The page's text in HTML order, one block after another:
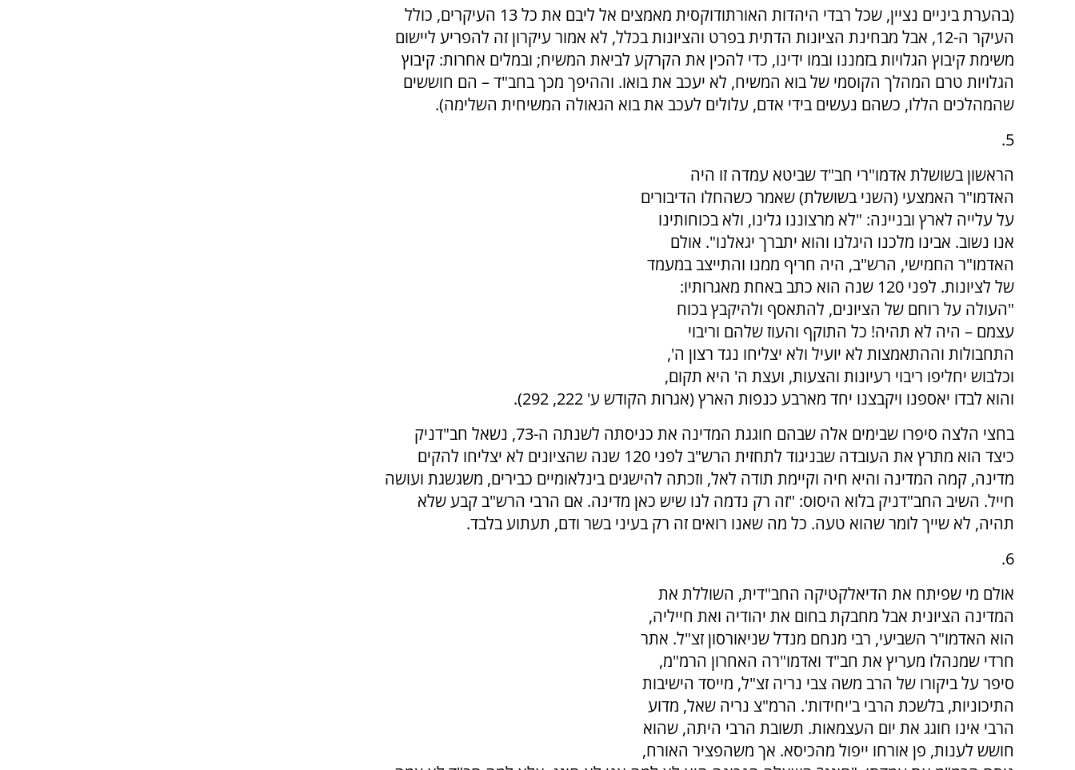
(בהערת ביניים נציין, שכל רבדי היהדות האורתודוקסית מאמצים אל ליבם את כל 13 העיקרים, כולל
העיקר ה-12, אבל מבחינת הציונות הדתית בפרט והציונות בכלל, לא אמור עיקרון זה להפריע ליישום
משימת קיבוץ הגלויות בזמננו ובמו ידינו, כדי להכין את הקרקע לביאת המשיח; ובמלים אחרות: קיבוץ
הגלויות טרם המהלך הקוסמי של בוא המשיח, לא יעכב את בואו. וההיפך מכך בחב"ד – הם חוששים
שהמהלכים הללו, כשהם נעשים בידי אדם, עלולים לעכב את בוא הגאולה המשיחית השלימה).
5.
הראשון בשושלת אדמו"רי חב"ד שביטא עמדה זו היה
האדמו"ר האמצעי (השני בשושלת) שאמר כשהחלו הדיבורים
על עלייה לארץ ובניינה: "לא מרצוננו גלינו, ולא בכוחותינו
אנו נשוב. אבינו מלכנו היגלנו והוא יתברך יגאלנו". אולם
האדמו"ר החמישי, הרש"ב, היה חריף ממנו והתייצב במעמד
של לציונות. לפני 120 שנה הוא כתב באחת מאגרותיו:
"העולה על רוחם של הציונים, להתאסף ולהיקבץ בכוח
עצמם – היה לא תהיה! כל התוקף והעוז שלהם וריבוי
התחבולות וההתאמצות לא יועיל ולא יצליחו נגד רצון ה',
וכלבוש יחליפו ריבוי רעיונות והצעות, ועצת ה' היא תקום,
והוא לבדו יאספנו ויקבצנו יחד מארבע כנפות הארץ (אגרות הקודש ע' 222, 292).
בחצי הלצה סיפרו שבימים אלה שבהם חוגגת המדינה את כניסתה לשנתה ה-73, נשאל חב"דניק
כיצד הוא מתרץ את העובדה שבניגוד לתחזית הרש"ב לפני 120 שנה שהציונים לא יצליחו להקים
מדינה, קמה המדינה והיא חיה וקיימת תודה לאל, וזכתה להישגים בינלאומיים כבירים, משגשגת ועושה
חייל. השיב החב"דניק בלוא היסוס: "זה רק נדמה לנו שיש כאן מדינה. אם הרבי הרש"ב קבע שלא
תהיה, לא שייך לומר שהוא טעה. כל מה שאנו רואים זה רק בעיני בשר ודם, תעתוע בלבד.
6.
אולם מי שפיתח את הדיאלקטיקה החב"דית, השוללת את
המדינה הציונית אבל מחבקת בחום את יהודיה ואת חייליה,
הוא האדמו"ר השביעי, רבי מנחם מנדל שניאורסון זצ"ל. אתר
חרדי שמנהלו מעריץ את חב"ד ואדמו"רה האחרון הרמ"מ,
סיפר על ביקורו של הרב משה צבי נריה זצ"ל, מייסד הישיבות
התיכוניות, בלשכת הרבי ב'יחידות'. הרמ"צ נריה שאל, מדוע
הרבי אינו חוגג את יום העצמאות. תשובת הרבי היתה, שהוא
חושש לענות, פן אורחו ייפול מהכיסא. אך משהפציר האורח,